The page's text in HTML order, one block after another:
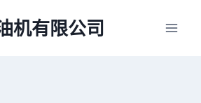
机有限公司